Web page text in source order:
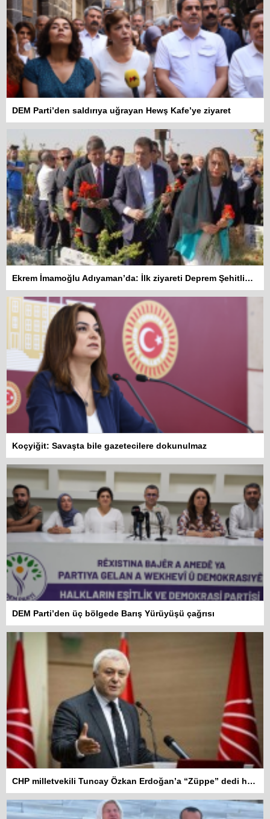
DEM Parti’den saldırıya uğrayan Hewş Kafe’ye ziyaret
Ekrem İmamoğlu Adıyaman’da: İlk ziyareti Deprem Şehitliğine
Koçyiğit: Savaşta bile gazetecilere dokunulmaz
DEM Parti’den üç bölgede Barış Yürüyüşü çağrısı
CHP milletvekili Tuncay Özkan Erdoğan’a “Züppe” dedi hakkında soruşturma açıldı